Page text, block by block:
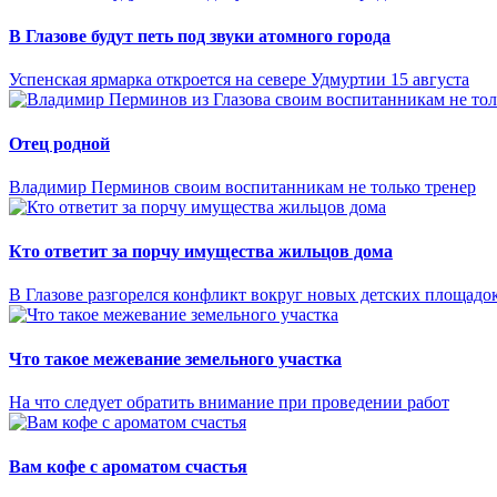
В Глазове будут петь под звуки атомного города
Успенская ярмарка откроется на севере Удмуртии 15 августа
Отец родной
Владимир Перминов своим воспитанникам не только тренер
Кто ответит за порчу имущества жильцов дома
В Глазове разгорелся конфликт вокруг новых детских
Что такое межевание земельного участка
На что следует обратить внимание при проведении работ
Вам кофе с ароматом счастья